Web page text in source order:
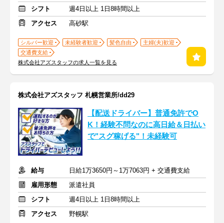
シフト
週4日以上 1日8時間以上
アクセス
高砂駅
シルバー歓迎 未経験者歓迎 髪色自由
主婦(夫)歓迎
交通費支給
株式会社アズスタッフの求人一覧を見る
株式会社アズスタッフ 札幌営業所/dd29
【配送ドライバー】普通免許でO
K！経験不問なのに高日給＆日払い
で"スグ稼げる"！未経験可
給与
日給1万3650円～1万7063円 + 交通費支給
雇用形態
派遣社員
シフト
週4日以上 1日8時間以上
アクセス
野幌駅